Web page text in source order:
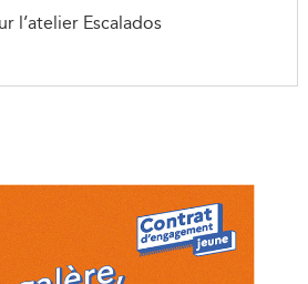
l’atelier Escalados